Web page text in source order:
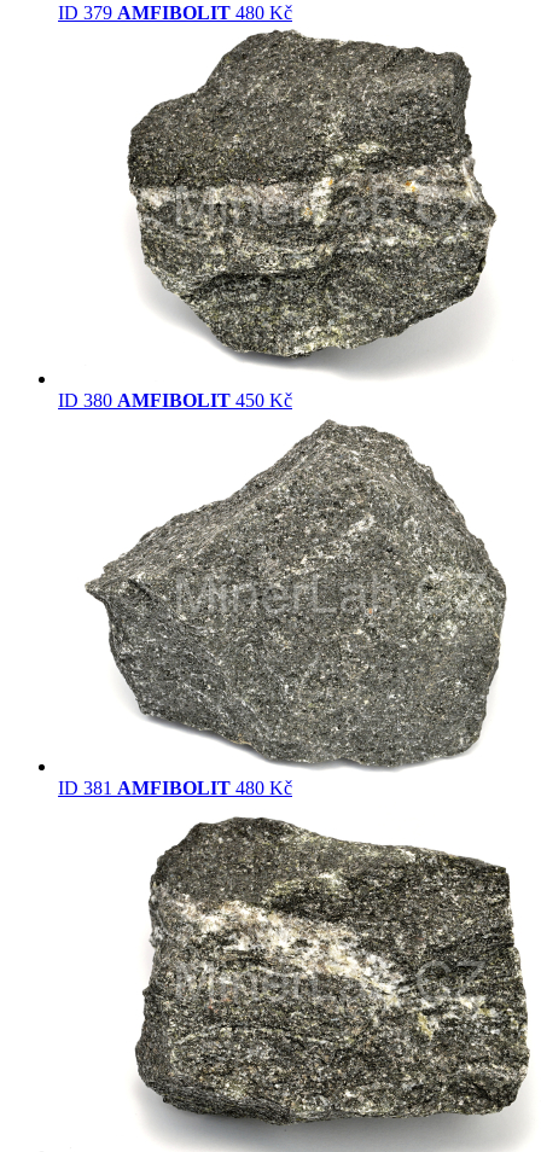
ID 379 AMFIBOLIT 480 Kč
ID 380 AMFIBOLIT 450 Kč
ID 381 AMFIBOLIT 480 Kč